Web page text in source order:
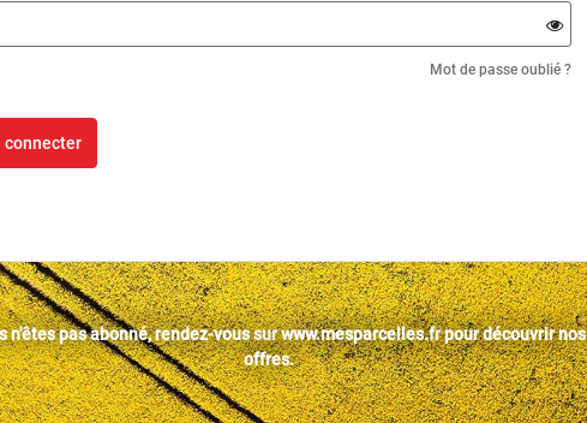
Mot de passe oublié ?
n'êtes pas abonné, rendez-vous surwww.mesparcelles.frpour découvrir nos
offres.